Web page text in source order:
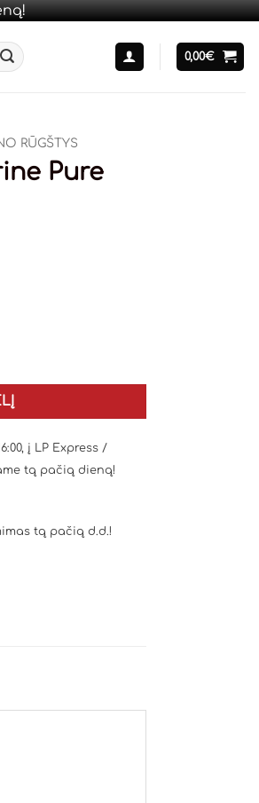
0,00€
RŪGŠTYS
Pure
Pure Powder - 227g
į LP Express /
tą pačią dieną!
tą pačią d.d.!